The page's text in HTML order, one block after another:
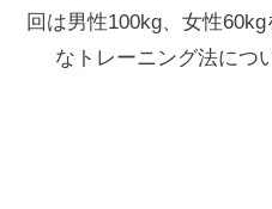
回は男性100kg、女性
なトレーニング法につ